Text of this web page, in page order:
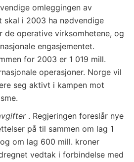
omleggingen av
skal i 2003 ha nødvendige
de operative virksomhetene, og
engasjementet.
for 2003 er 1 019 mill.
operasjoner. Norge vil
seg aktivt i kampen mot
. Regjeringen foreslår nye
på til sammen om lag 1
om lag 600 mill. kroner
vedtak i forbindelse med